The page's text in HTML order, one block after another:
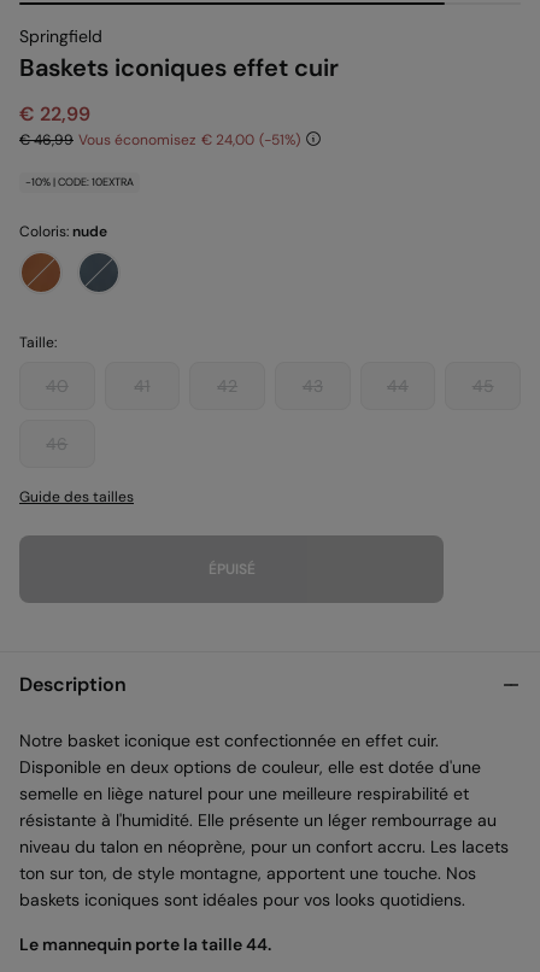
Springfield
Baskets iconiques effet cuir
€ 22,99
€ 46,99 Vous économisez € 24,00 51
-10% | CODE: 10EXTRA
Coloris:nude
Taille:
40 41 42 43 44 45
46
Guide des tailles
ÉPUISÉ
Description
Notre basket iconique est confectionnée en effet cuir.
Disponible en deux options de couleur, elle est dotée d'une
semelle en liège naturel pour une meilleure respirabilité et
résistante à l'humidité. Elle présente un léger rembourrage au
niveau du talon en néoprène, pour un confort accru. Les lacets
ton sur ton, de style montagne, apportent une touche. Nos
baskets iconiques sont idéales pour vos looks quotidiens.
Le mannequin porte la taille 44.